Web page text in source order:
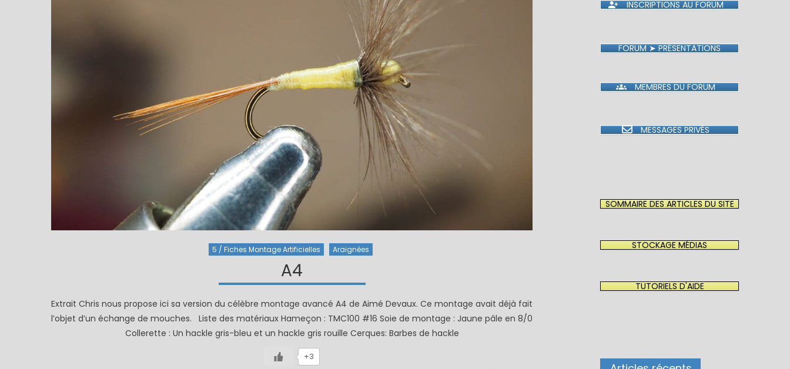
5 / Fiches Montage Artificielles Araignées
A4
Extrait Chris nous propose ici sa version du célèbre montage avancé A4 de Aimé Devaux. Ce montage avait déjà fait
l’objet d’un échange de mouches. Liste des matériaux Hameçon : TMC100 #16 Soie de montage : Jaune pâle en 8/0
Collerette : Un hackle gris-bleu et un hackle gris rouille Cerques: Barbes de hackle
+3
INSCRIPTIONS AU FORUM
FORUM ➤ PRÉSENTATIONS
MEMBRES DU FORUM
MESSAGES PRIVÉS
SOMMAIRE DES ARTICLES DU SITE
STOCKAGE MÉDIAS
TUTORIELS D'AIDE